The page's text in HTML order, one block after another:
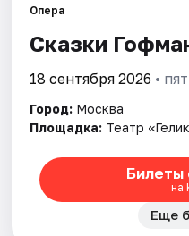
Опера
Сказки
18 сентября 2026 •
Город: Москва
Площадка: Театр
Билеты
на
Еще